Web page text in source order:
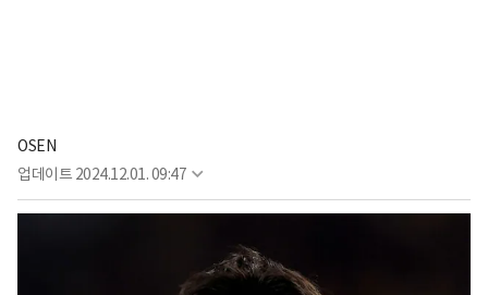
OSEN
업데이트 2024.12.01. 09:47